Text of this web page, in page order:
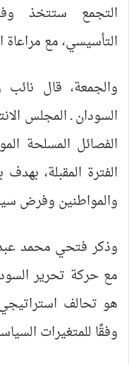
التجمع ستتخذ
التأسيسي، مع مراعاة
والجمعة، قال
السودان ـ المجلس
الفصائل المسلحة
الفترة المقبلة،
والمواطنين وفرض
وذكر فتحي محمد
مع حركة تحرير
هو تحالف
وفقًا للمتغيرات